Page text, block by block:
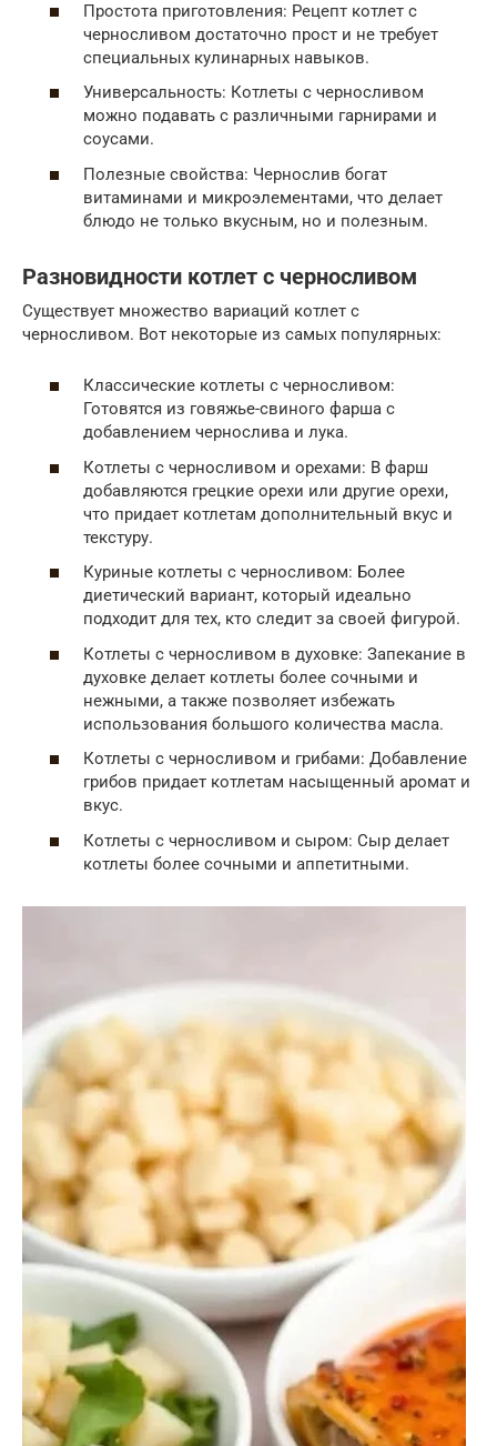
Простота приготовления: Рецепт котлет с
черносливом достаточно прост и не требует
специальных кулинарных навыков.
Универсальность: Котлеты с черносливом
можно подавать с различными гарнирами и
соусами.
Полезные свойства: Чернослив богат
витаминами и микроэлементами, что делает
блюдо не только вкусным, но и полезным.
Разновидности котлет с черносливом
Существует множество вариаций котлет с
черносливом. Вот некоторые из самых популярных:
Классические котлеты с черносливом:
Готовятся из говяжье-свиного фарша с
добавлением чернослива и лука.
Котлеты с черносливом и орехами: В фарш
добавляются грецкие орехи или другие орехи,
что придает котлетам дополнительный вкус и
текстуру.
Куриные котлеты с черносливом: Более
диетический вариант, который идеально
подходит для тех, кто следит за своей фигурой.
Котлеты с черносливом в духовке: Запекание в
духовке делает котлеты более сочными и
нежными, а также позволяет избежать
использования большого количества масла.
Котлеты с черносливом и грибами: Добавление
грибов придает котлетам насыщенный аромат и
вкус.
Котлеты с черносливом и сыром: Сыр делает
котлеты более сочными и аппетитными.